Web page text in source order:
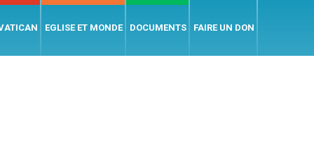
EGLISE ET MONDE DOCUMENTS FAIRE UN DON